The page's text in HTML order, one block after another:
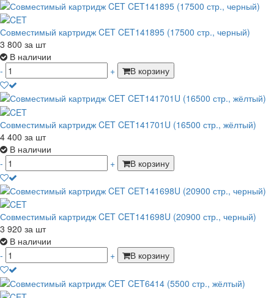
Совместимый картридж CET CET141895 (17500 стр., черный)
3 800 за шт
В наличии
-
+ В корзину
Совместимый картридж CET CET141701U (16500 стр., жёлтый)
4 400 за шт
В наличии
-
+ В корзину
Совместимый картридж CET CET141698U (20900 стр., черный)
3 920 за шт
В наличии
-
+ В корзину